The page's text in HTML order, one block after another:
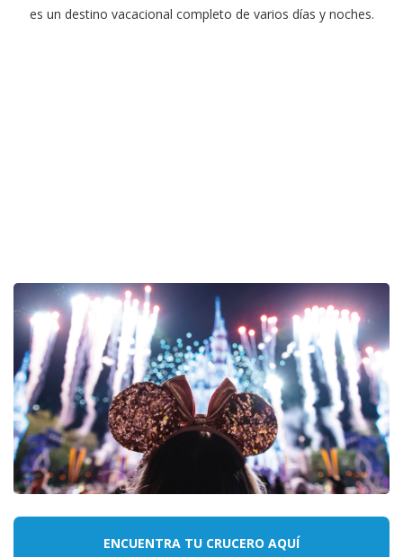
es un destino vacacional completo de varios días y noches.
ENCUENTRA TU CRUCERO AQUÍ